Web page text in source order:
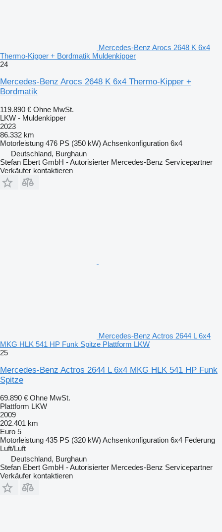
Mercedes-Benz Arocs 2648 K 6x4
Thermo-Kipper + Bordmatik Muldenkipper
24
Mercedes-Benz Arocs 2648 K 6x4 Thermo-Kipper +
Bordmatik
119.890 € Ohne MwSt.
LKW - Muldenkipper
2023
86.332 km
Motorleistung 476 PS (350 kW) Achsenkonfiguration 6x4
Deutschland, Burghaun
Stefan Ebert GmbH - Autorisierter Mercedes-Benz Servicepartner
Verkäufer kontaktieren
Mercedes-Benz Actros 2644 L 6x4
MKG HLK 541 HP Funk Spitze Plattform LKW
25
Mercedes-Benz Actros 2644 L 6x4 MKG HLK 541 HP Funk
Spitze
69.890 € Ohne MwSt.
Plattform LKW
2009
202.401 km
Euro 5
Motorleistung 435 PS (320 kW) Achsenkonfiguration 6x4 Federung
Luft/Luft
Deutschland, Burghaun
Stefan Ebert GmbH - Autorisierter Mercedes-Benz Servicepartner
Verkäufer kontaktieren